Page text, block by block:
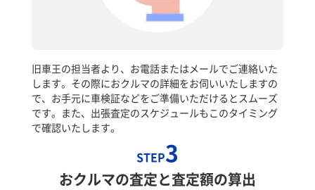
旧車王の担当者より、お電話またはメールでご連絡いた
します。その際におクルマの詳細をお伺いいたしますの
で、お手元に車検証などをご準備いただけるとスムーズ
です。また、出張査定のスケジュールもこのタイミング
で確認いたします。
STEP3
おクルマの査定と査定額の算出